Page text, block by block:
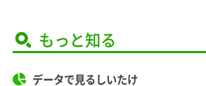
もっと知る
データで見るしいたけ